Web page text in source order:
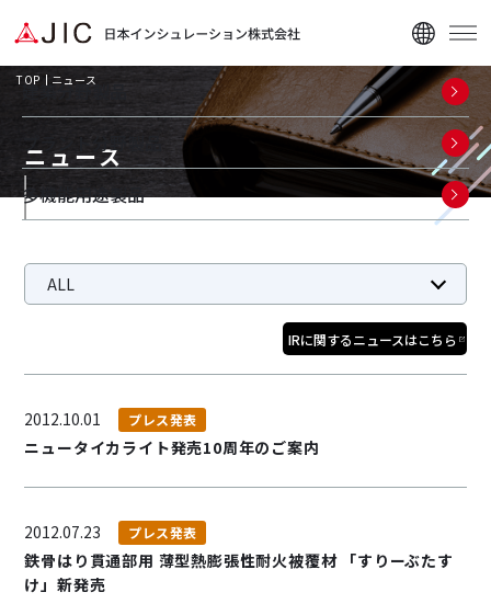
建築分野製品
プラント分野製品
多機能用途製品
ニュース
TOP ニュース
ニュース
ALL
お知らせ
プレス発表
展示会報告
更新情報
訃報
IRに関するニュースはこちら
2012.10.01 プレス発表
ニュータイカライト発売10周年のご案内
2012.07.23 プレス発表
鉄骨はり貫通部用 薄型熱膨張性耐火被覆材 「すりーぶたす
け」新発売